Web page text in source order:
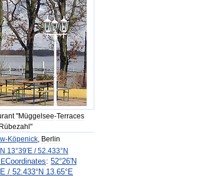
"Müggelsee-Terraces
Rübezahl "
-Köpenick, Berlin
N 13°39′E /52.433° N
ECoordinates: 52°26′N
E / 52.433°N 13.65°E